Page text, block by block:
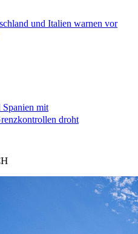
und Italien warnen vor
Spanien mit
droht